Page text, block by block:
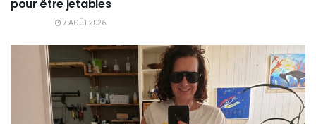
pour être jetables
7 AOÛT 2026